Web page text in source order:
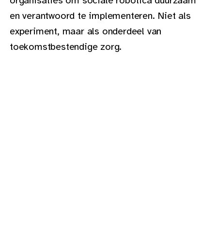
en verantwoord te implementeren. Niet als
experiment, maar als onderdeel van
toekomstbestendige zorg.